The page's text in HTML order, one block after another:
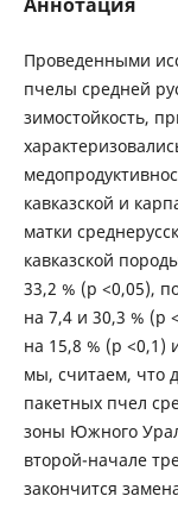
Проведенными
пчелы средней
зимостойкость,
кавказской и
матки
кавказской
33,2 % (р <0,05),
на 7,4 и 30,3 % (р
на 15,8 % (р <0,1)
мы, считаем, что
пакетных пчел
зоны Южного
второй-начале
закончится